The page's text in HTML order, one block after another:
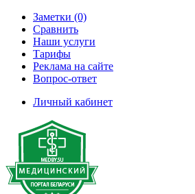
Заметки (0)
Сравнить
Наши услуги
Тарифы
Реклама на сайте
Вопрос-ответ
Личный кабинет